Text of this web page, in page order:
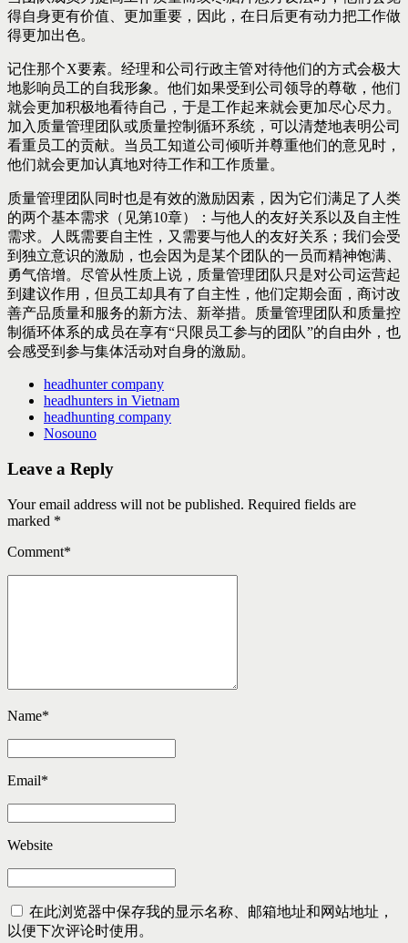
得自身更有价值、更加重要，因此，在日后更有动力把工作做
得更加出色。
记住那个X要素。经理和公司行政主管对待他们的方式会极大
地影响员工的自我形象。他们如果受到公司领导的尊敬，他们
就会更加积极地看待自己，于是工作起来就会更加尽心尽力。
加入质量管理团队或质量控制循环系统，可以清楚地表明公司
看重员工的贡献。当员工知道公司倾听并尊重他们的意见时，
他们就会更加认真地对待工作和工作质量。
质量管理团队同时也是有效的激励因素，因为它们满足了人类
的两个基本需求（见第10章）：与他人的友好关系以及自主性
需求。人既需要自主性，又需要与他人的友好关系；我们会受
到独立意识的激励，也会因为是某个团队的一员而精神饱满、
勇气倍增。尽管从性质上说，质量管理团队只是对公司运营起
到建议作用，但员工却具有了自主性，他们定期会面，商讨改
善产品质量和服务的新方法、新举措。质量管理团队和质量控
制循环体系的成员在享有“只限员工参与的团队”的自由外，也
会感受到参与集体活动对自身的激励。
headhunter company
headhunters in Vietnam
headhunting company
Nosouno
Leave a Reply
Your email address will not be published. Required fields are
marked *
Comment*
Name*
Email*
Website
在此浏览器中保存我的显示名称、邮箱地址和网站地址，
以便下次评论时使用。